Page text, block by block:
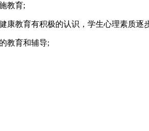
教育;
康教育有积极的认识，学生心理素质逐
教育和辅导;